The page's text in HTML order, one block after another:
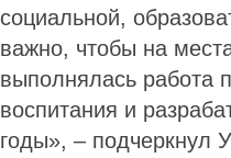
социальной,
важно, чтобы на
выполнялась работа
воспитания и
годы», – подчеркнул